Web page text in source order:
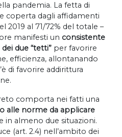
pandemia. La fetta di
coperta dagli affidamenti
2019 al 71/72% del totale –
manifesti un consistente
due “tetti” per favorire
efficienza, allontanando
di favorire addirittura
comporta nei fatti una
alle norme da applicare
in almeno due situazioni.
(art. 2.4) nell’ambito dei